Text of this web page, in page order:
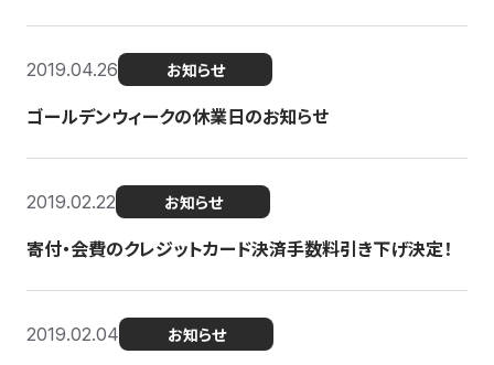
2019.04.26 お知らせ
ゴールデンウィークの休業日のお知らせ
2019.02.22 お知らせ
寄付・会費のクレジットカード決済手数料引き下げ決定！
2019.02.04 お知らせ